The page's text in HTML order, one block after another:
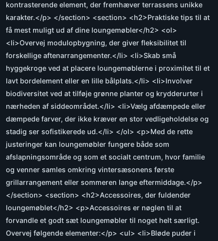
kontrasterende element, der fremhæver terrassens unikke
karakter.</p> </section> <section> <h2>Praktiske tips til at
få mest muligt ud af dine loungemøbler</h2> <ol>
<li>Overvej modulopbygning, der giver fleksibilitet til
forskellige aftenarrangementer.</li> <li>Skab små
hyggekroge ved at placere loungemøblerne i proximitet til et
lavt bordelement eller en lille bålplats.</li> <li>Involver
biodiversitet ved at tilføje grønne planter og krydderurter i
nærheden af siddeområdet.</li> <li>Vælg afdæmpede eller
dæmpede farver, der ikke kræver en stor vedligeholdelse og
stadig ser sofistikerede ud.</li> </ol> <p>Med de rette
justeringer kan loungemøbler fungere både som
afslapningsområde og som et socialt centrum, hvor familie
og venner samles omkring vintersæsonens første
grillarrangement eller sommeren lange eftermiddage.</p>
</section> <section> <h2>Accessoires, der fuldender
loungemøblet</h2> <p>Accessoires er nøglen til at
forvandle et godt sæt loungemøbler til noget helt særligt.
Overvej følgende elementer:</p> <ul> <li>Bløde puder i